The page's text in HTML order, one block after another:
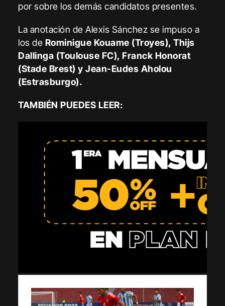
por sobre los demás candidatos presentes.
La anotación de Alexis Sánchez se impuso a
los de Rominigue Kouame (Troyes), Thijs
Dallinga (Toulouse FC), Franck Honorat
(Stade Brest) y Jean-Eudes Aholou
(Estrasburgo).
TAMBIÉN PUEDES LEER: